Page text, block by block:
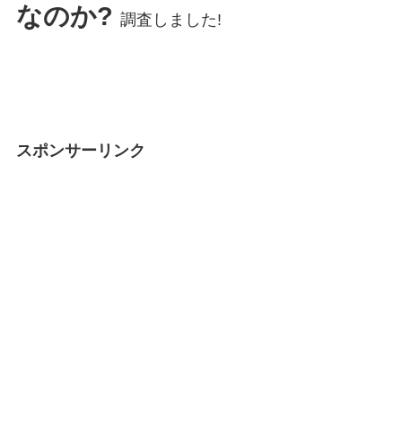
なのか? 調査しました!
スポンサーリンク